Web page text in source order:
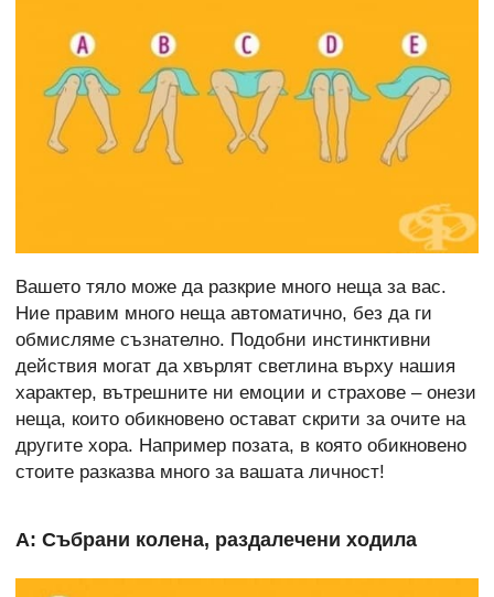
Вашето тяло може да разкрие много неща за вас.
Ние правим много неща автоматично, без да ги
обмисляме съзнателно. Подобни инстинктивни
действия могат да хвърлят светлина върху нашия
характер, вътрешните ни емоции и страхове – онези
неща, които обикновено остават скрити за очите на
другите хора. Например позата, в която обикновено
стоите разказва много за вашата личност!
А: Събрани колена, раздалечени ходила